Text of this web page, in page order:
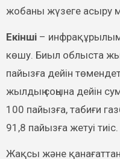
жобаны жүзеге асыру
Екінші –
көшу. Биыл облыста
пайызға дейін
жылдың соңына дейін
100 пайызға, табиғи
91,8 пайызға жетуі тиіс.
Жақсы және